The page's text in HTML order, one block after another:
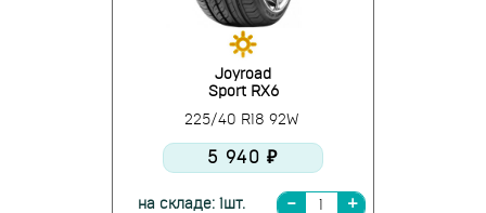
Joyroad
Sport RX6
225/40 R18 92W
5 940 ₽
на складе: 1шт.